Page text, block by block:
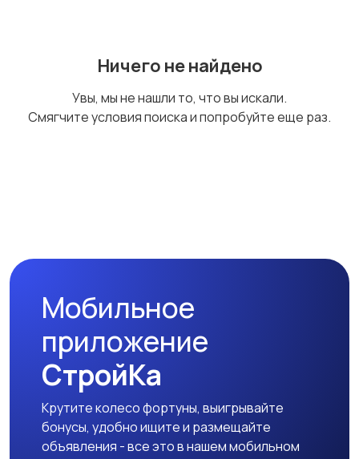
портативное аудиоНичего не найдено
Увы, мы не нашли то, что вы искали.
Смягчите условия поиска и попробуйте еще раз.
Мобильное
приложение
СтройКа
Крутите колесо фортуны, выигрывайте
бонусы, удобно ищите и размещайте
объявления - все это в нашем мобильном